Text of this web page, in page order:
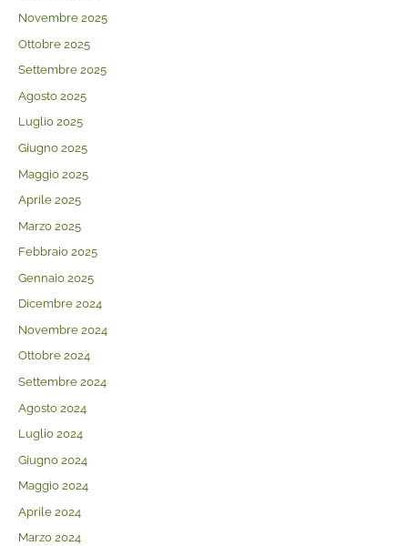
Novembre 2025
Ottobre 2025
Settembre 2025
Agosto 2025
Luglio 2025
Giugno 2025
Maggio 2025
Aprile 2025
Marzo 2025
Febbraio 2025
Gennaio 2025
Dicembre 2024
Novembre 2024
Ottobre 2024
Settembre 2024
Agosto 2024
Luglio 2024
Giugno 2024
Maggio 2024
Aprile 2024
Marzo 2024